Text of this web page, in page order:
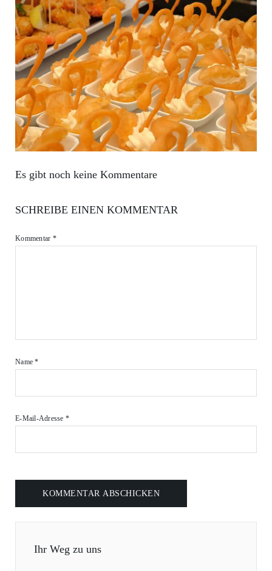
Es gibt noch keine Kommentare
SCHREIBE EINEN KOMMENTAR
Kommentar *
Name*
E-Mail-Adresse *
Ihr Weg zu uns